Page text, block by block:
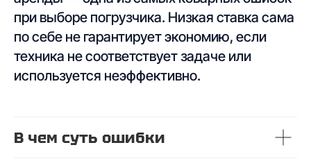
при выборе погрузчика. Низкая ставка сама
по себе не гарантирует экономию, если
техника не соответствует задаче или
используется неэффективно.
В чем суть ошибки